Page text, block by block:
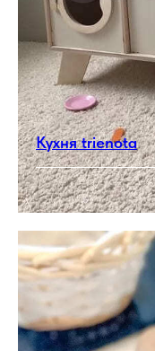
Кухня trienota